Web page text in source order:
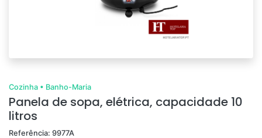
Cozinha • Banho-Maria
Panela de sopa, elétrica, capacidade 10
litros
Referência: 9977A